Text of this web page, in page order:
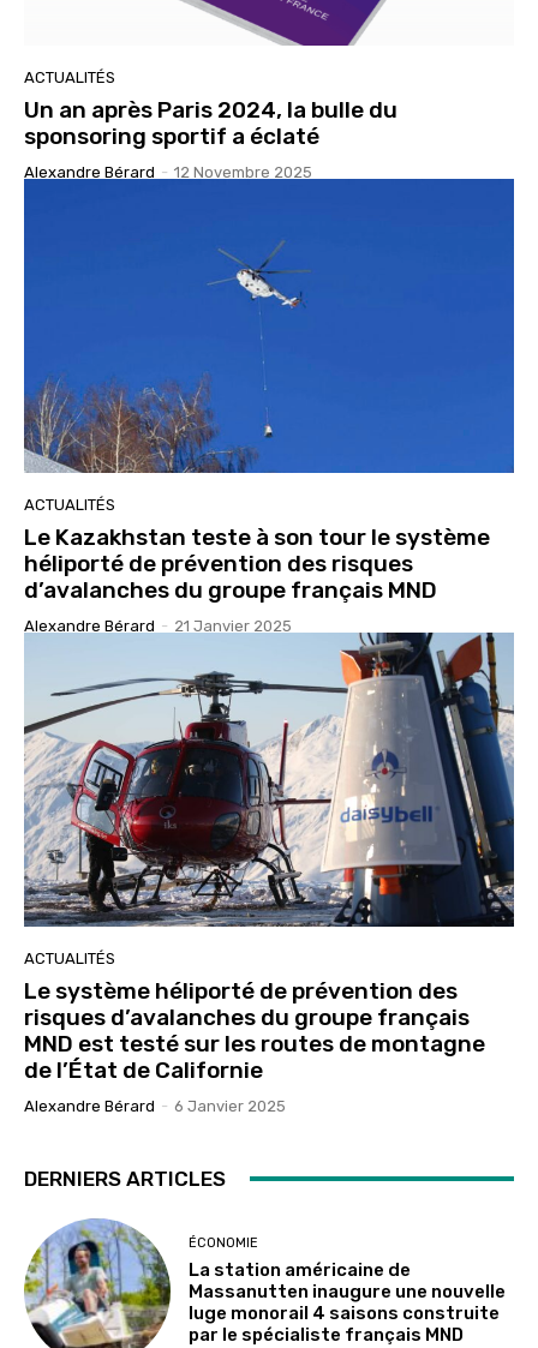
ACTUALITÉS
Un an après Paris 2024, la bulle du
sponsoring sportif a éclaté
Alexandre Bérard - 12 Novembre 2025
ACTUALITÉS
Le Kazakhstan teste à son tour le système
héliporté de prévention des risques
d’avalanches du groupe français MND
Alexandre Bérard - 21 Janvier 2025
ACTUALITÉS
Le système héliporté de prévention des
risques d’avalanches du groupe français
MND est testé sur les routes de montagne
de l’État de Californie
Alexandre Bérard - 6 Janvier 2025
DERNIERS ARTICLES
ÉCONOMIE
La station américaine de
Massanutten inaugure une nouvelle
luge monorail 4 saisons construite
par le spécialiste français MND